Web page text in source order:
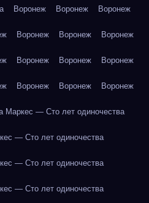
Воронеж Воронеж Воронеж
Воронеж Воронеж Воронеж
Воронеж Воронеж Воронеж
Воронеж Воронеж Воронеж
Маркес — Сто лет одиночества
— Сто лет одиночества
— Сто лет одиночества
— Сто лет одиночества